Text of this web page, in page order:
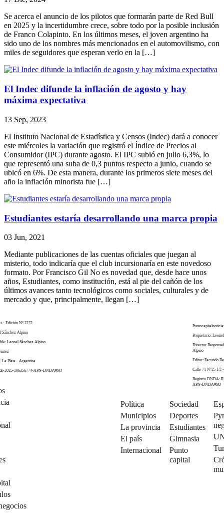
Se acerca el anuncio de los pilotos que formarán parte de Red Bull
en 2025 y la incertidumbre crece, sobre todo por la posible inclusión
de Franco Colapinto. En los últimos meses, el joven argentino ha
sido uno de los nombres más mencionados en el automovilismo, con
miles de seguidores que esperan verlo en la […]
El Indec difunde la inflación de agosto y hay
máxima expectativa
13 Sep, 2023
El Instituto Nacional de Estadística y Censos (Indec) dará a conocer
este miércoles la variación que registró el Índice de Precios al
Consumidor (IPC) durante agosto. El IPC subió en julio 6,3%, lo
que representó una suba de 0,3 puntos respecto a junio, cuando se
ubicó en 6%. De esta manera, durante los primeros siete meses del
año la inflación minorista fue […]
Estudiantes estaría desarrollando una marca propia
03 Jun, 2021
Mediante publicaciones de las cuentas oficiales que juegan al
misterio, todo indicaría que el club incursionaría en este novedoso
formato. Por Francisco Gil No es novedad que, desde hace unos
años, Estudiantes, como institución, está al pie del cañón de los
últimos avances tanto tecnológicos como sociales, culturales y de
mercado y que, principalmente, llegan […]
- Edición N° 2272
Sánchez Alpino
Leonel Sánchez Alpino
La Plata - Argentina
2025-106356774-APN-DNDA#MJ
Propietario:
Director
Alpino
Editor: Facundo
Calle 71 N°25 1/2
Registro DNDA:
APN-DNDA#MJ
Política
Municipios
La provincia
El país
Internacional
Sociedad
Deportes
Estudiantes
Gimnasia
Punto
capital